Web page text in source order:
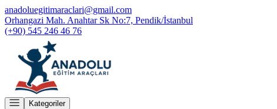
anadoluegitimaraclari@gmail.com
Orhangazi Mah. Anahtar Sk No:7, Pendik/İstanbul
(+90) 545 246 46 76
Kategoriler